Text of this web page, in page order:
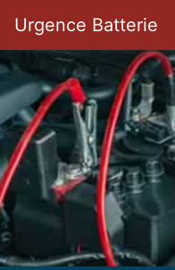
Urgence Batterie